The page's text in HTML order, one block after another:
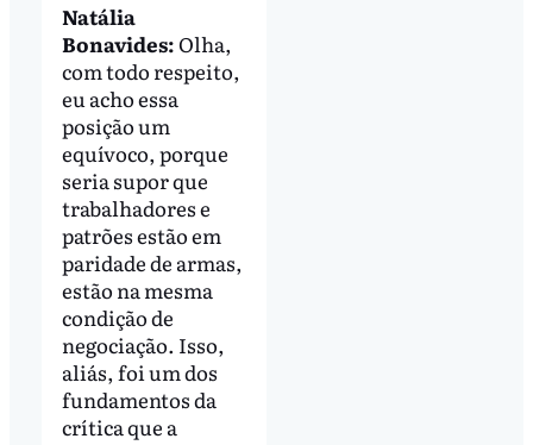
Natália
Bonavides:Olha,
com todo respeito,
eu acho essa
posição um
equívoco, porque
seria supor que
trabalhadores e
patrões estão em
paridade de armas,
estão na mesma
condição de
negociação. Isso,
aliás, foi um dos
fundamentos da
crítica que a